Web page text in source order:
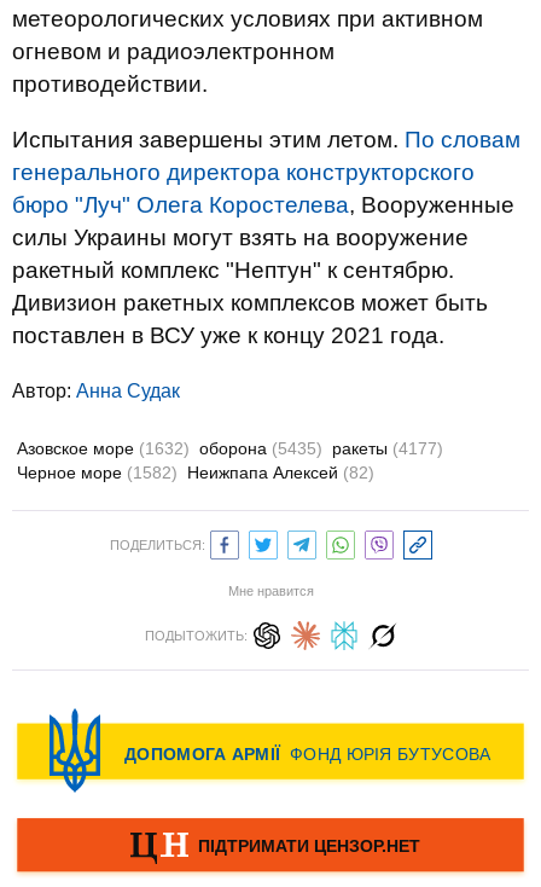
метеорологических условиях при активном
огневом и радиоэлектронном
противодействии.
Испытания завершены этим летом. По словам
генерального директора конструкторского
бюро "Луч" Олега Коростелева, Вооруженные
силы Украины могут взять на вооружение
ракетный комплекс "Нептун" к сентябрю.
Дивизион ракетных комплексов может быть
поставлен в ВСУ уже к концу 2021 года.
Автор: Анна Судак
Азовское море (1632) оборона (5435) ракеты (4177)
Черное море (1582) Неижпапа Алексей (82)
ПОДЕЛИТЬСЯ:
Мне нравится
ПОДЫТОЖИТЬ: